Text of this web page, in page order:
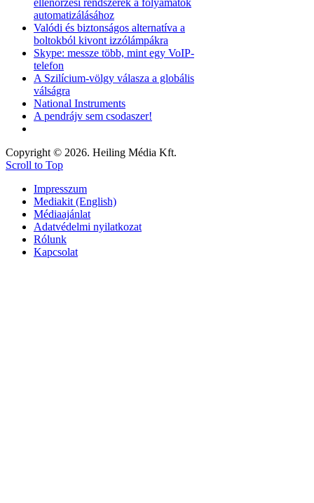
automatizálásához
Valódi és biztonságos alternatíva a
boltokból kivont izzólámpákra
Skype: messze több, mint egy VoIP-
telefon
A Szilícium-völgy válasza a globális
válságra
National Instruments
A pendrájv sem csodaszer!
Copyright © 2026. Heiling Média Kft.
Scroll to Top
Impresszum
Mediakit (English)
Médiaajánlat
Adatvédelmi nyilatkozat
Rólunk
Kapcsolat